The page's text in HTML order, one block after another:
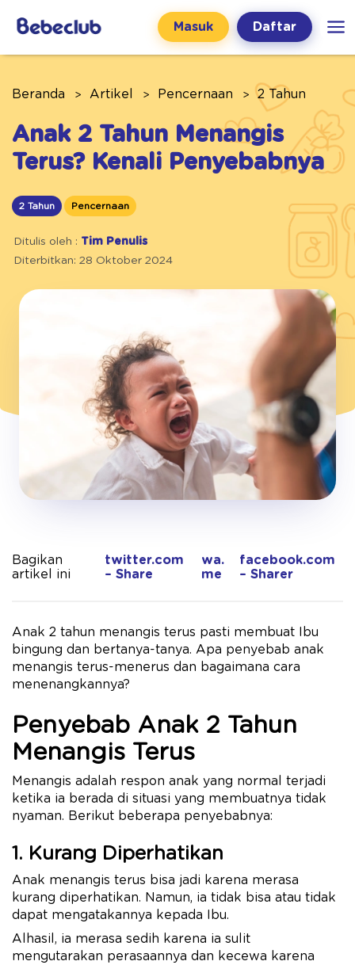
Masuk Daftar
Beranda Artikel Pencernaan 2 Tahun
Anak 2 Tahun Menangis
Terus? Kenali Penyebabnya
2 Tahun Pencernaan
Ditulis oleh : Tim Penulis
Diterbitkan: 28 Oktober 2024
Bagikan
artikel ini
twitter.com
– Share
wa.
me
facebook.com
– Sharer
Anak 2 tahun menangis terus pasti membuat Ibu
bingung dan bertanya-tanya. Apa penyebab anak
menangis terus-menerus dan bagaimana cara
menenangkannya?
Penyebab Anak 2 Tahun
Menangis Terus
Menangis adalah respon anak yang normal terjadi
ketika ia berada di situasi yang membuatnya tidak
nyaman. Berikut beberapa penyebabnya:
1. Kurang Diperhatikan
Anak menangis terus bisa jadi karena merasa
kurang diperhatikan. Namun, ia tidak bisa atau tidak
dapat mengatakannya kepada Ibu.
Alhasil, ia merasa sedih karena ia sulit
mengutarakan perasaannya dan kecewa karena